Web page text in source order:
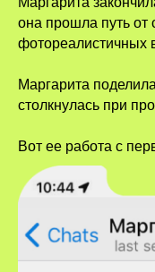
она прошла путь от
фотореалистичных
Маргарита
столкнулась при
Вот ее работа с